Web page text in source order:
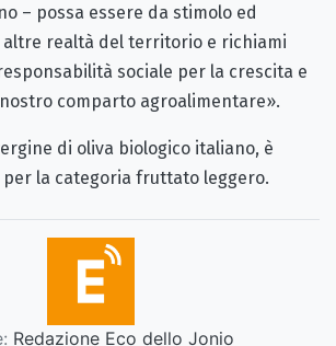
– possa essere da stimolo ed
altre realtà del territorio e richiami
sociale per la crescita e
comparto agroalimentare».
di oliva biologico italiano, è
la categoria fruttato leggero.
Redazione Eco dello Jonio